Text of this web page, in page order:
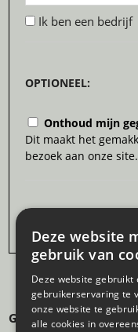
Ik ben een bedrijf
OPTIONEEL:
Onthoud mijn
Dit maakt het
bezoek aan onze site.
GDPR & PRIVACY
Deze website
gebruik van
Deze website gebruikt
gebruikerservaring te
onze website te
alle cookies in